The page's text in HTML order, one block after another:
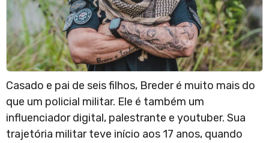
Casado e pai de seis filhos, Breder é muito mais do
que um policial militar. Ele é também um
influenciador digital, palestrante e youtuber. Sua
trajetória militar teve início aos 17 anos, quando